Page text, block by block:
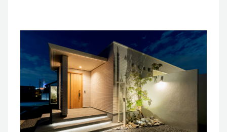
ブログ
お知らせ
© 2023 Shin-Living Union CO., LTD. All Rights Reserved.
This site is protected by reCAPTCHA and